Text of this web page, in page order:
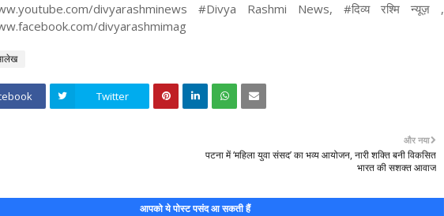
divyarashminews #Divya Rashmi News, #दिव्य रश्मि न्यूज़ ,
divyarashmimag
Twitter
और नया
पटना में ‘महिला युवा संसद’ का भव्य आयोजन, नारी शक्ति बनी विकसित
भारत की सशक्त आवाज
आपको ये पोस्ट पसंद आ सकती हैं